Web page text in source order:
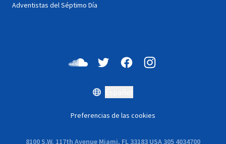
Adventistas del Séptimo Día
Preferencias de las cookies
8100 S.W. 117th Avenue Miami, FL 33183 USA 305 4034700